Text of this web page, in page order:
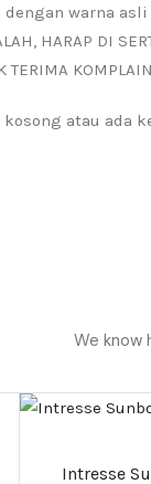
warna
HARAP DI
TERIMA
atau ada
We know
Intresse